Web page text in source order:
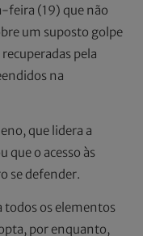
feira (19) que não
um suposto golpe
pela
na
que lidera a
que o acesso às
se defender.
todos os elementos
por enquanto,